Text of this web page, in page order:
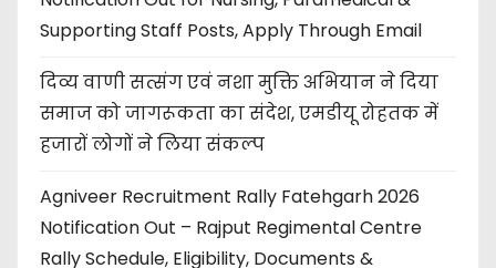
Supporting Staff Posts, Apply Through Email
दिव्य वाणी सत्संग एवं नशा मुक्ति अभियान ने दिया
समाज को जागरूकता का संदेश, एमडीयू रोहतक में
हजारों लोगों ने लिया संकल्प
Agniveer Recruitment Rally Fatehgarh 2026
Notification Out – Rajput Regimental Centre
Rally Schedule, Eligibility, Documents &